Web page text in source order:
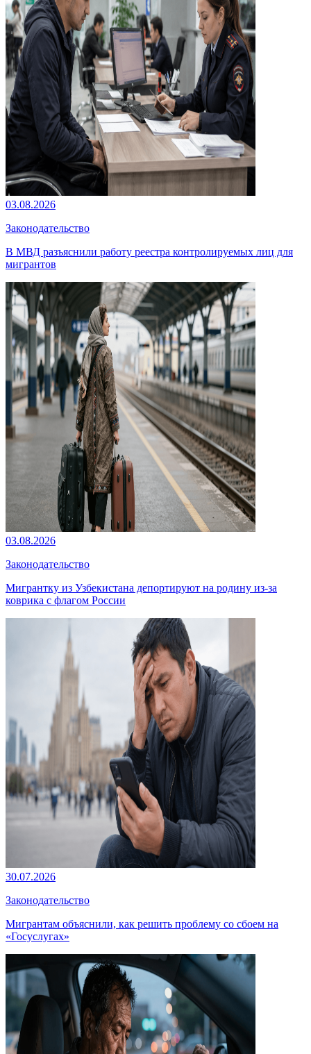
03.08.2026
Законодательство
В МВД разъяснили работу реестра контролируемых лиц для
мигрантов
03.08.2026
Законодательство
Мигрантку из Узбекистана депортируют на родину из-за
коврика с флагом России
30.07.2026
Законодательство
Мигрантам объяснили, как решить проблему со сбоем на
«Госуслугах»